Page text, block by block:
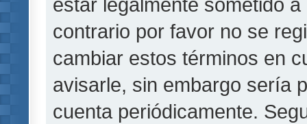
contrario por favor no se
cambiar estos términos en
avisarle, sin embargo sería
cuenta periódicamente.